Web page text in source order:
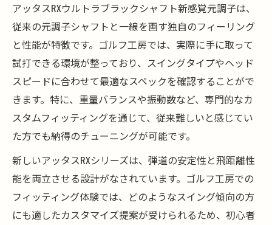
アッタスRXウルトラブラックシャフト新感覚元調子は、
従来の元調子シャフトと一線を画す独自のフィーリング
と性能が特徴です。ゴルフ工房では、実際に手に取って
試打できる環境が整っており、スイングタイプやヘッド
スピードに合わせて最適なスペックを確認することがで
きます。特に、重量バランスや振動数など、専門的なカ
スタムフィッティングを通じて、従来難しいと感じてい
た方でも納得のチューニングが可能です。
新しいアッタスRXシリーズは、弾道の安定性と飛距離性
能を両立させる設計がなされています。ゴルフ工房での
フィッティング体験では、どのようなスイング傾向の方
にも適したカスタマイズ提案が受けられるため、初心者